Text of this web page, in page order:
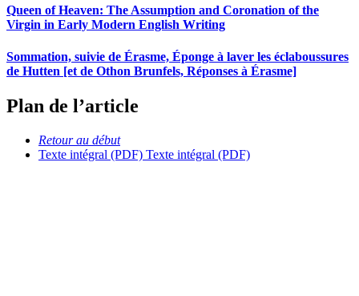
Queen of Heaven: The Assumption and Coronation of the
Virgin in Early Modern English Writing
Sommation, suivie de Érasme, Éponge à laver les éclaboussures
de Hutten [et de Othon Brunfels, Réponses à Érasme]
Plan de l’article
Retour au début
Texte intégral (PDF) Texte intégral (PDF)